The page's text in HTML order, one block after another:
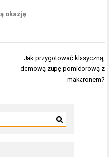
okazję
Jak przygotować klasyczną,
domową zupę pomidorową z
makaronem?